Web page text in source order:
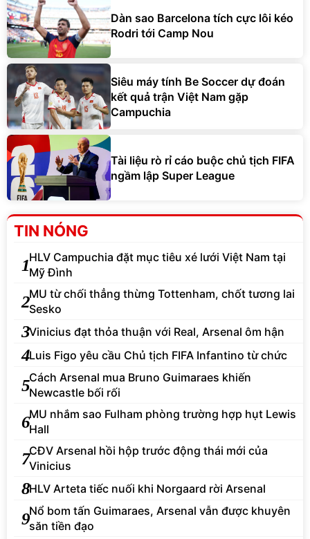
Dàn sao Barcelona tích cực lôi kéo
Rodri tới Camp Nou
Siêu máy tính Be Soccer dự đoán
kết quả trận Việt Nam gặp
Campuchia
Tài liệu rò rỉ cáo buộc chủ tịch FIFA
ngầm lập Super League
TIN NÓNG
1HLV Campuchia đặt mục tiêu xé lưới Việt Nam tại
Mỹ Đình
2MU từ chối thẳng thừng Tottenham, chốt tương lai
Sesko
3Vinicius đạt thỏa thuận với Real, Arsenal ôm hận
4Luis Figo yêu cầu Chủ tịch FIFA Infantino từ chức
5Cách Arsenal mua Bruno Guimaraes khiến
Newcastle bối rối
6MU nhắm sao Fulham phòng trường hợp hụt Lewis
Hall
7CĐV Arsenal hồi hộp trước động thái mới của
Vinicius
8HLV Arteta tiếc nuối khi Norgaard rời Arsenal
9Nổ bom tấn Guimaraes, Arsenal vẫn được khuyên
săn tiền đạo